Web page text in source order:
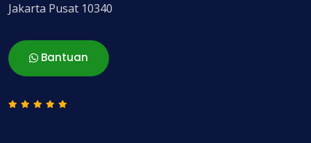
Jakarta Pusat 10340
Bantuan